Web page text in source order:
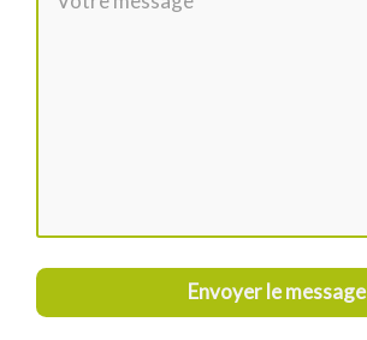
Envoyer le message